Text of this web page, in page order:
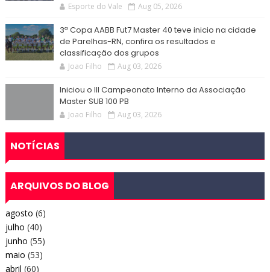
Esporte do Vale Aug 05, 2026
3ª Copa AABB Fut7 Master 40 teve inicio na cidade
de Parelhas-RN, confira os resultados e
classificação dos grupos
Joao Filho Aug 03, 2026
Iniciou o III Campeonato Interno da Associação
Master SUB 100 PB
Joao Filho Aug 03, 2026
NOTÍCIAS
ARQUIVOS DO BLOG
agosto (6)
julho (40)
junho (55)
maio (53)
abril (60)